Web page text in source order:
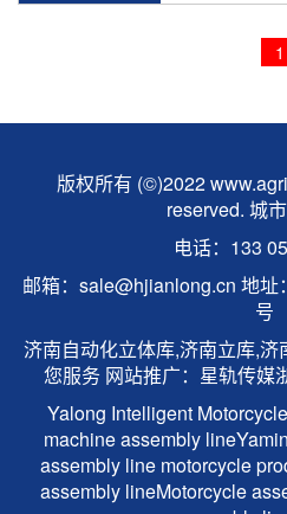
1、$[city... 1
版权所有 (©)2022
reserved. 城
电话：133
邮箱：sale@hjianlong.cn 地
号
济南自动化立体库,济南立库,
您服务 网站推广： 星轨传媒
Yalong Intelligent
machine assembly line
assembly line motorcycle
assembly lineMotorcycle